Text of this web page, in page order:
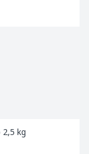
2,5 kg